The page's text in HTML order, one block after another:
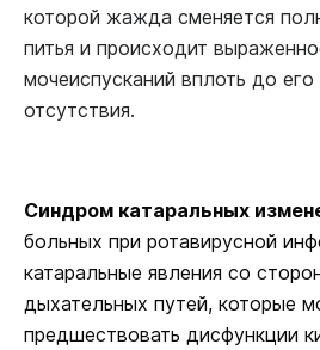
которой жажда сменяется
питья и происходит
мочеиспусканий вплоть до его
отсутствия.
Синдром катаральных
больных при ротавирусной
катаральные явления со
дыхательных путей, которые
предшествовать дисфункции